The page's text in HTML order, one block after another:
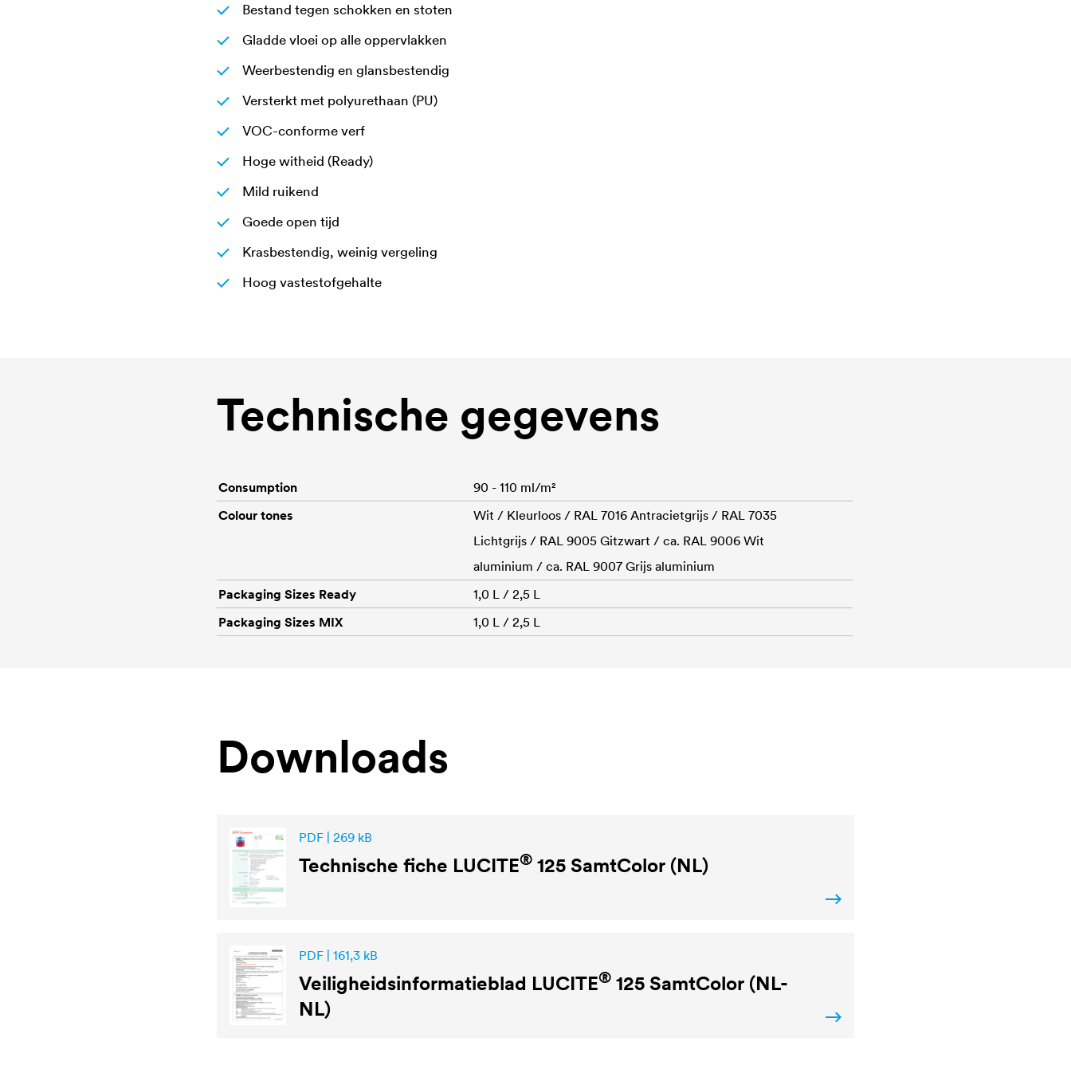
Bestand tegen schokken en stoten
Gladde vloei op alle oppervlakken
Weerbestendig en glansbestendig
Versterkt met polyurethaan (PU)
VOC-conforme verf
Hoge witheid (Ready)
Mild ruikend
Goede open tijd
Krasbestendig, weinig vergeling
Hoog vastestofgehalte
Technische gegevens
Consumption
90 - 110 ml/m²
Colour tones
Wit / Kleurloos / RAL 7016 Antracietgrijs / RAL 7035
Lichtgrijs / RAL 9005 Gitzwart / ca. RAL 9006 Wit
aluminium / ca. RAL 9007 Grijs aluminium
Packaging Sizes Ready
1,0 L / 2,5 L
Packaging Sizes MIX
1,0 L / 2,5 L
Downloads
PDF | 269 kB
Technische fiche LUCITE® 125 SamtColor (NL)
PDF | 161,3 kB
Veiligheidsinformatieblad LUCITE® 125 SamtColor (NL-
NL)